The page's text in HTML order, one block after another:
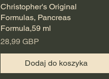
Podgląd
Christopher's Original
Formulas, Pancreas
Formula,59 ml
Cena
28,99 GBP
Dodaj do koszyka